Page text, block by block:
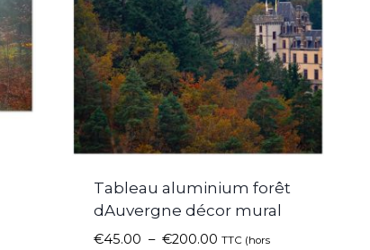
Tableau aluminium forêt
dAuvergne décor mural
€45.00 – €200.00 TTC (hors